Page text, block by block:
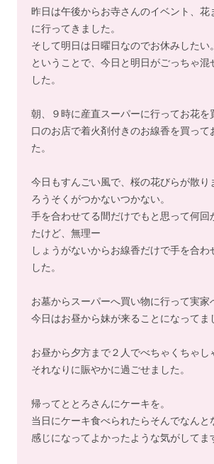
昨日は午後からお寺さんのイベント、花
に行ってきました。
そして明日は日曜日なのでお休みしたい。
ということで、今日と明日がごっちゃ混
した。
朝、９時に産直スーパーに行ってお花を
口のお店で着火剤付きのお線香を買って
た。
今日もすんごい風で、桜の花びらが散り
ろうそくがつかないつかない。
手を合わせてる間だけでもと思って何回
たけど、無理ー
しょうがないからお線香だけで手を合わ
した。
お墓からスーパーへ買い物に行って実家
今日はお昼から妹が来ることになってま
お昼から夕方まで２人でべちゃくちゃし
それなりに賑やかに過ごせました。
帰ってととろさんにケーキを。
当日にケーキ食べられたらそんでなんと
感じになってよかったような気がしてま